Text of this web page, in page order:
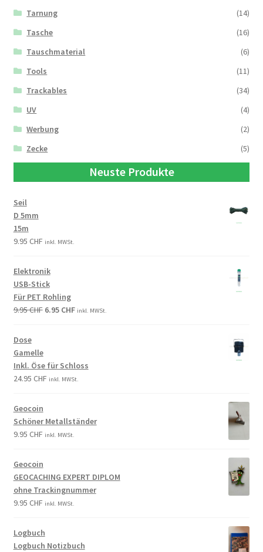
Tarnung
(14)
Tasche
(16)
Tauschmaterial
(6)
Tools
(11)
Trackables
(34)
UV
(4)
Werbung
(2)
Zecke
(5)
Neuste Produkte
Seil
D 5mm
15m
9.95 CHF inkl. MWSt.
Elektronik
USB-Stick
Für PET Rohling
9.95CHF 6.95 CHF inkl. MWSt.
Dose
Gamelle
Inkl. Öse für Schloss
24.95 CHF inkl. MWSt.
Geocoin
Schöner Metallständer
9.95 CHF inkl. MWSt.
Geocoin
GEOCACHING EXPERT DIPLOM
ohne Trackingnummer
9.95 CHF inkl. MWSt.
Logbuch
Logbuch Notizbuch